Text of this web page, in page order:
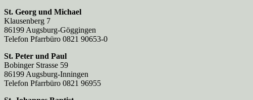
St. Georg und Michael
Klausenberg 7
86199 Augsburg-Göggingen
Telefon Pfarrbüro 0821 90653-0
St. Peter und Paul
Bobinger Strasse 59
86199 Augsburg-Inningen
Telefon Pfarrbüro 0821 96955